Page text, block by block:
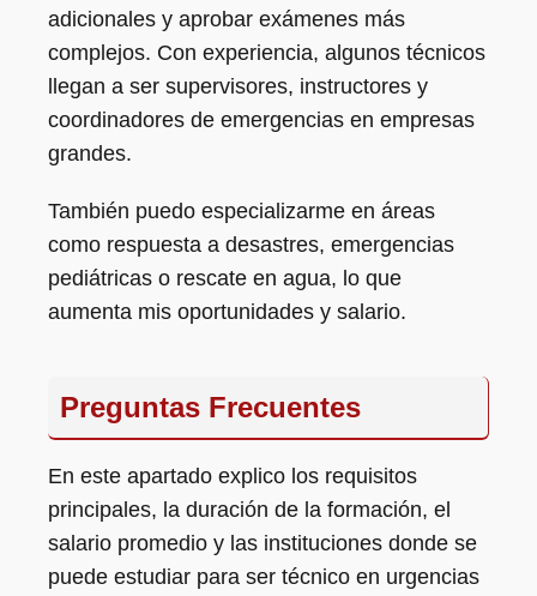
adicionales y aprobar exámenes más
complejos. Con experiencia, algunos técnicos
llegan a ser supervisores, instructores y
coordinadores de emergencias en empresas
grandes.
También puedo especializarme en áreas
como respuesta a desastres, emergencias
pediátricas o rescate en agua, lo que
aumenta mis oportunidades y salario.
Preguntas Frecuentes
En este apartado explico los requisitos
principales, la duración de la formación, el
salario promedio y las instituciones donde se
puede estudiar para ser técnico en urgencias